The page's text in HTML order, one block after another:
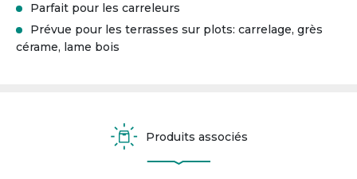
Parfait pour les carreleurs
Prévue pour les terrasses sur plots: carrelage, grès
cérame, lame bois
Produits associés